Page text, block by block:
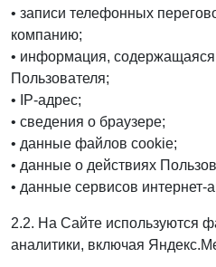
• записи телефонных
компанию;
• информация,
Пользователя;
• IP-адрес;
• сведения о браузере;
• данные файлов cookie;
• данные о действиях
• данные сервисов интернет-
2.2. На Сайте используются
аналитики, включая